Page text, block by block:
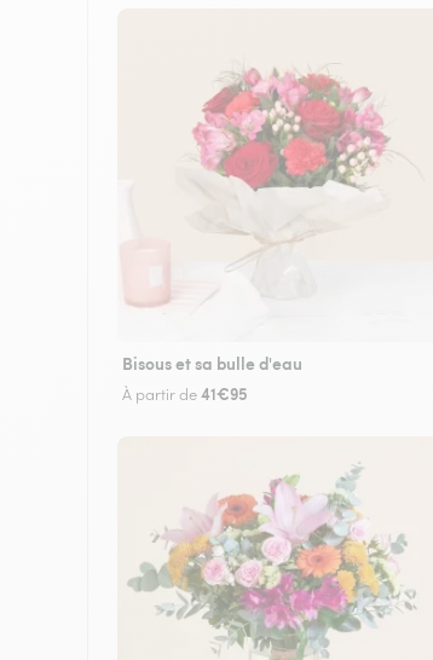
Bisous et sa bulle d'eau
À partir de41€95